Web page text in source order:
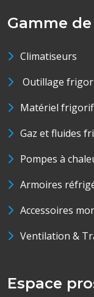
Gamme
Climatiseurs
Outillage
Matériel
Gaz et fluides
Pompes à
Armoires
Accessoires
Ventilation &
Espace